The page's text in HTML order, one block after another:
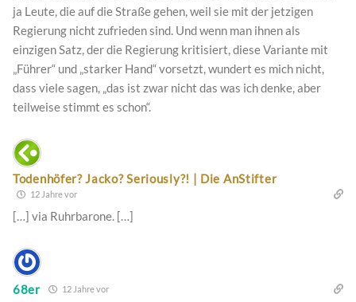
ja Leute, die auf die Straße gehen, weil sie mit der jetzigen
Regierung nicht zufrieden sind. Und wenn man ihnen als
einzigen Satz, der die Regierung kritisiert, diese Variante mit
„Führer“ und „starker Hand“ vorsetzt, wundert es mich nicht,
dass viele sagen, „das ist zwar nicht das was ich denke, aber
teilweise stimmt es schon“.
Todenhöfer? Jacko? Seriously?! | Die AnStifter
12 Jahre vor
[…] via Ruhrbarone. […]
68er 12 Jahre vor